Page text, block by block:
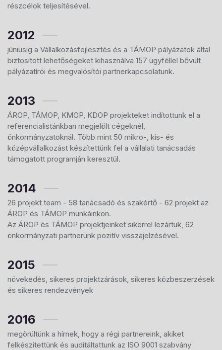
részcélok teljesítésével.
2012
júniusig a Vállalkozásfejlesztés és a TÁMOP pályázatok által
biztosított lehetőségeket kihasználva 157 ügyféllel bővült
pályázatírói és megvalósítói partnerkapcsolatunk.
2013
ÁROP, TÁMOP, KMOP, KDOP projekteket indítottunk el a
referencialistánkban megjelölt cégeknél,
önkormányzatoknál. Több mint 50 mikro-, kis- és
középvállalkozást készítettünk fel a vállalati tanácsadás
támogatott programján keresztül.
2014
26 projekt team - 58 tanácsadó és szakértő - 62 projekt az
ÁROP és TÁMOP munkáinkon.
Az ÁROP és TÁMOP projektjeinket sikerrel lezártuk, 62
önkormányzati partnerünk pozitív visszajelzésével.
2015
növekedés, sikeres projektzárások, sikeres közbeszerzések
és sikeres rendezvények
2016
megörültünk a hírnek, hogy a régi partnereink, akiket
felkészítettünk és auditáltattunk az ISO 9001 szabvány